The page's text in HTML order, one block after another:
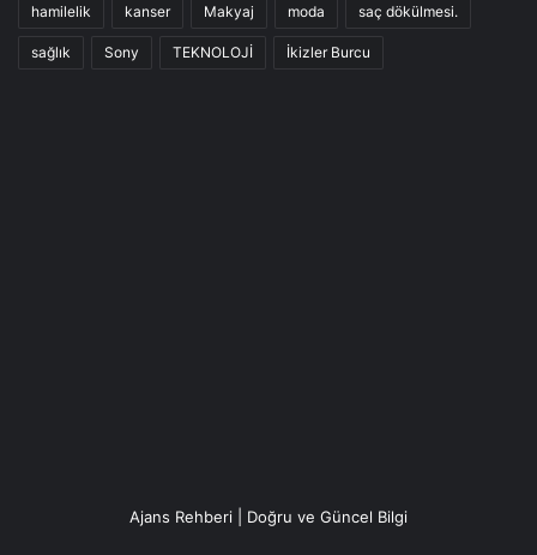
hamilelik kanser Makyaj moda saç dökülmesi.
sağlık Sony TEKNOLOJİ İkizler Burcu
Ajans Rehberi | Doğru ve Güncel Bilgi